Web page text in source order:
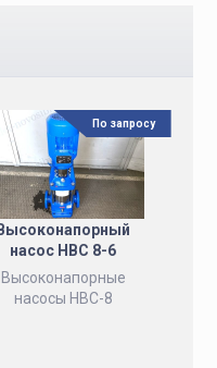
Высоконапорный
насос НВС 8-6
Высоконапорные
насосы НВС-8
По запросу